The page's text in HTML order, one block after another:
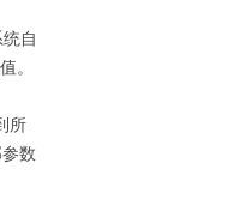
自
。
所
数